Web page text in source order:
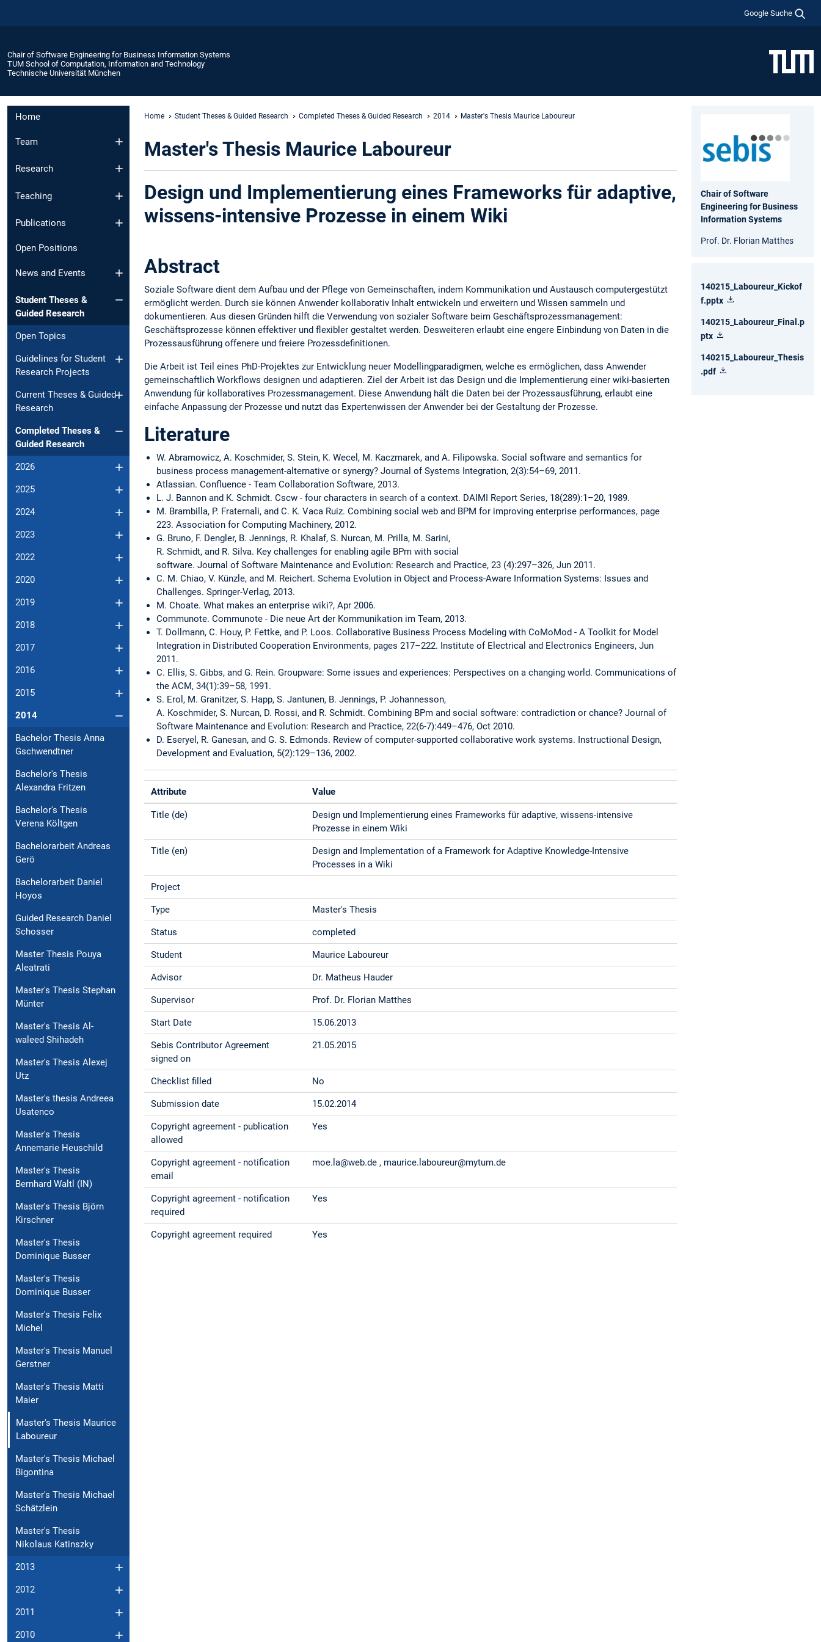
Google Suche
Chair of Software Engineering for Business Information Systems
TUM School of Computation, Information and Technology
Technische Universität München
Home
Team
Research
Teaching
Publications
Open Positions
News and Events​
Student Theses &
Guided Research
Open Topics
Guidelines for Student
Research Projects
Current Theses & Guided
Research
Completed Theses &
Guided Research
2026
2025
2024
2023
2022
2020
2019
2018
2017
2016
2015
2014
Bachelor Thesis Anna
Gschwendtner
Bachelor's Thesis
Alexandra Fritzen
Bachelor's Thesis
Verena Költgen
Bachelorarbeit Andreas
Gerö
Bachelorarbeit Daniel
Hoyos
Guided Research Daniel
Schosser
Master Thesis Pouya
Aleatrati
Master's Thesis Stephan
Münter
Master's Thesis Al-
waleed Shihadeh
Master's Thesis Alexej
Utz
Master's thesis Andreea
Usatenco
Master's Thesis
Annemarie Heuschild
Master's Thesis
Bernhard Waltl (IN)
Master's Thesis Björn
Kirschner
Master's Thesis
Dominique Busser
Master's Thesis
Dominique Busser
Master's Thesis Felix
Michel
Master's Thesis Manuel
Gerstner
Master's Thesis Matti
Maier
Master's Thesis Maurice
Laboureur
Master's Thesis Michael
Bigontina
Master's Thesis Michael
Schätzlein
Master's Thesis
Nikolaus Katinszky
2013
2012
2011
2010
Home Student Theses & Guided Research Completed Theses & Guided Research 2014 Master's Thesis Maurice Laboureur
Master's Thesis Maurice Laboureur
Design und Implementierung eines Frameworks für adaptive,
wissens-intensive Prozesse in einem Wiki
Abstract
Soziale Software dient dem Aufbau und der Pflege von Gemeinschaften, indem Kommunikation und Austausch computergestützt
ermöglicht werden. Durch sie können Anwender kollaborativ Inhalt entwickeln und erweitern und Wissen sammeln und
dokumentieren. Aus diesen Gründen hilft die Verwendung von sozialer Software beim Geschäftsprozessmanagement:
Geschäftsprozesse können effektiver und flexibler gestaltet werden. Desweiteren erlaubt eine engere Einbindung von Daten in die
Prozessausführung offenere und freiere Prozessdefinitionen.
Die Arbeit ist Teil eines PhD-Projektes zur Entwicklung neuer Modellingparadigmen, welche es ermöglichen, dass Anwender
gemeinschaftlich Workflows designen und adaptieren. Ziel der Arbeit ist das Design und die Implementierung einer wiki-basierten
Anwendung für kollaboratives Prozessmanagement. Diese Anwendung hält die Daten bei der Prozessausführung, erlaubt eine
einfache Anpassung der Prozesse und nutzt das Expertenwissen der Anwender bei der Gestaltung der Prozesse.
Literature
W. Abramowicz, A. Koschmider, S. Stein, K. Wecel, M. Kaczmarek, and A. Filipowska. Social software and semantics for
business process management-alternative or synergy? Journal of Systems Integration, 2(3):54–69, 2011.
Atlassian. Confluence - Team Collaboration Software, 2013.
L. J. Bannon and K. Schmidt. Cscw - four characters in search of a context. DAIMI Report Series, 18(289):1–20, 1989.
M. Brambilla, P. Fraternali, and C. K. Vaca Ruiz. Combining social web and BPM for improving enterprise performances, page
223. Association for Computing Machinery, 2012.
G. Bruno, F. Dengler, B. Jennings, R. Khalaf, S. Nurcan, M. Prilla, M. Sarini,
R. Schmidt, and R. Silva. Key challenges for enabling agile BPm with social
software. Journal of Software Maintenance and Evolution: Research and Practice, 23 (4):297–326, Jun 2011.
C. M. Chiao, V. Künzle, and M. Reichert. Schema Evolution in Object and Process-Aware Information Systems: Issues and
Challenges. Springer-Verlag, 2013.
M. Choate. What makes an enterprise wiki?, Apr 2006.
Communote. Communote - Die neue Art der Kommunikation im Team, 2013.
T. Dollmann, C. Houy, P. Fettke, and P. Loos. Collaborative Business Process Modeling with CoMoMod - A Toolkit for Model
Integration in Distributed Cooperation Environments, pages 217–222. Institute of Electrical and Electronics Engineers, Jun
2011.
C. Ellis, S. Gibbs, and G. Rein. Groupware: Some issues and experiences: Perspectives on a changing world. Communications of
the ACM, 34(1):39–58, 1991.
S. Erol, M. Granitzer, S. Happ, S. Jantunen, B. Jennings, P. Johannesson,
A. Koschmider, S. Nurcan, D. Rossi, and R. Schmidt. Combining BPm and social software: contradiction or chance? Journal of
Software Maintenance and Evolution: Research and Practice, 22(6-7):449–476, Oct 2010.
D. Eseryel, R. Ganesan, and G. S. Edmonds. Review of computer-supported collaborative work systems. Instructional Design,
Development and Evaluation, 5(2):129–136, 2002.
Attribute Value
Title (de)
Design und Implementierung eines Frameworks für adaptive, wissens-intensive
Prozesse in einem Wiki
Title (en)
Design and Implementation of a Framework for Adaptive Knowledge-Intensive
Processes in a Wiki
Project
Type Master's Thesis
Status completed
Student Maurice Laboureur
Advisor Dr. Matheus Hauder
Supervisor Prof. Dr. Florian Matthes
Start Date 15.06.2013
Sebis Contributor Agreement
signed on
21.05.2015
Checklist filled No
Submission date 15.02.2014
Copyright agreement - publication
allowed
Yes
Copyright agreement - notification
email
moe.la@web.de , maurice.laboureur@mytum.de
Copyright agreement - notification
required
Yes
Copyright agreement required Yes
Chair of Software
Engineering for Business
Information Systems
Prof. Dr. Florian Matthes
140215_Laboureur_Kickof
f.pptx
140215_Laboureur_Final.p
ptx
140215_Laboureur_Thesis
.pdf